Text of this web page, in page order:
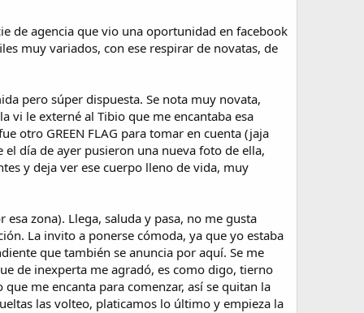
de agencia que vio una oportunidad en facebook
muy variados, con ese respirar de novatas, de
pero súper dispuesta. Se nota muy novata,
vi le externé al Tibio que me encantaba esa
otro GREEN FLAG para tomar en cuenta (jaja
día de ayer pusieron una nueva foto de ella,
y deja ver ese cuerpo lleno de vida, muy
zona). Llega, saluda y pasa, no me gusta
La invito a ponerse cómoda, ya que yo estaba
que también se anuncia por aquí. Se me
de inexperta me agradó, es como digo, tierno
me encanta para comenzar, así se quitan la
las volteo, platicamos lo último y empieza la